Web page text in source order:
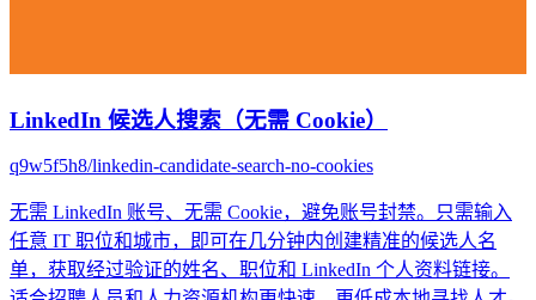
LinkedIn 候选人搜索（无需 Cookie）
q9w5f5h8/linkedin-candidate-search-no-cookies
无需 LinkedIn 账号、无需 Cookie，避免账号封禁。只需输入
任意 IT 职位和城市，即可在几分钟内创建精准的候选人名
单，获取经过验证的姓名、职位和 LinkedIn 个人资料链接。